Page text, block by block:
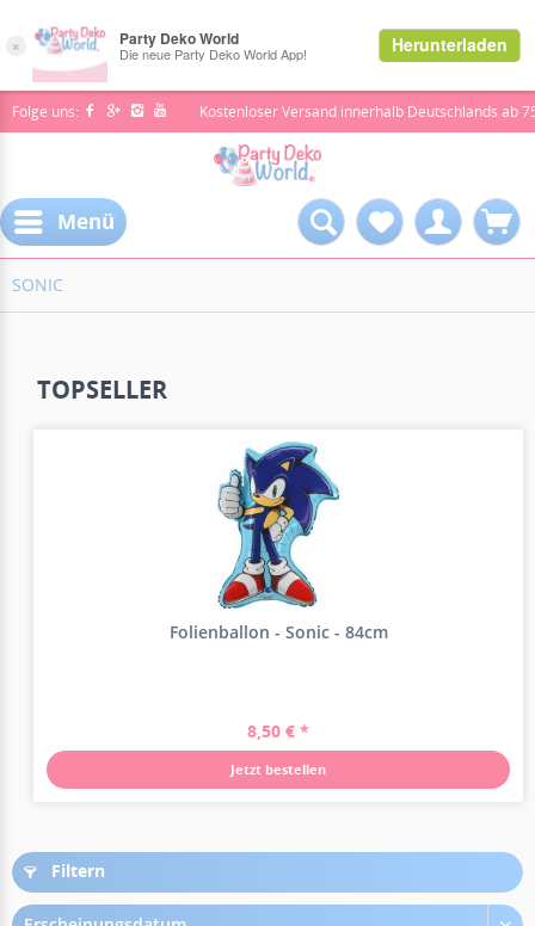
Folge uns: Kostenloser Versand innerhalb Deutschlands ab
Menü
SONIC
TOPSELLER
Folienballon - Sonic - 84cm
8,50 € *
Jetzt bestellen
Filtern